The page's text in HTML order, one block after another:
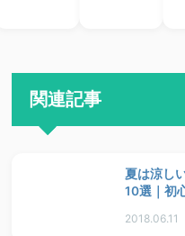
関連記事
夏は涼し
10選｜初
2018.06.11